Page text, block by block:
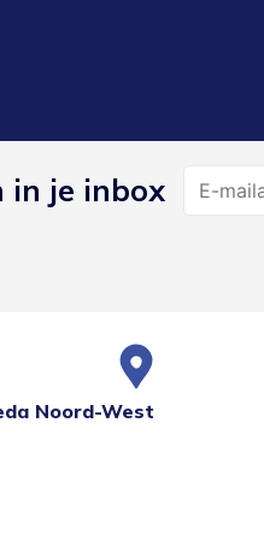
in je inbox
Noord-West